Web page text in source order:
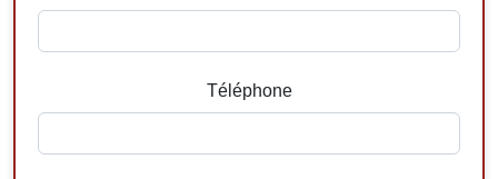
Téléphone